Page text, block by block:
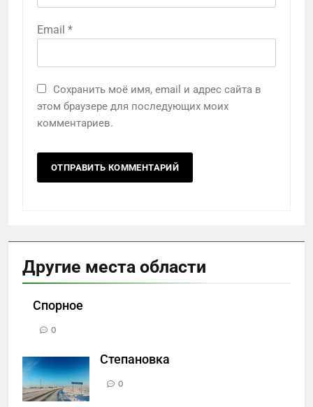
Email *
Сохранить моё имя, email и адрес сайта в
этом браузере для последующих моих
комментариев.
Другие места области
Спорное
0
Степановка
0